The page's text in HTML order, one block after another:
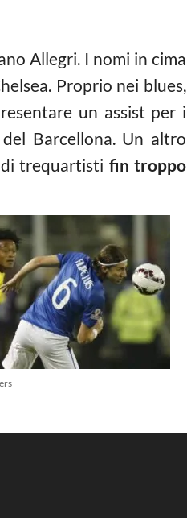
Allegri. I nomi in cima
Proprio nei blues,
un assist per i
Barcellona. Un altro
trequartisti fin troppo